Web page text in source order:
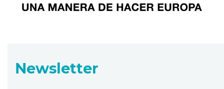
Newsletter